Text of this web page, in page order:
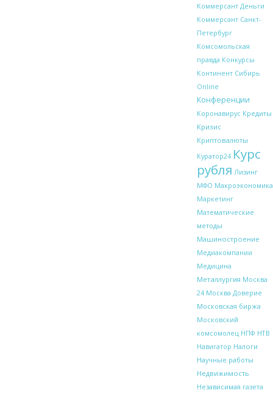
Коммерсант Деньги
Коммерсант Санкт-
Петербург
Комсомольская
правда Конкурсы
Континент Сибирь
Online
Конференции
Коронавирус Кредиты
Кризис
Криптовалюты
Куратор24 Курс
рубля Лизинг
МФО Макроэкономика
Маркетинг
Математические
методы
Машиностроение
Медиакомпании
Медицина
Металлургия Москва
24 Москва Доверие
Московская биржа
Московский
комсомолец НПФ НТВ
Навигатор Налоги
Научные работы
Недвижимость
Независимая газета